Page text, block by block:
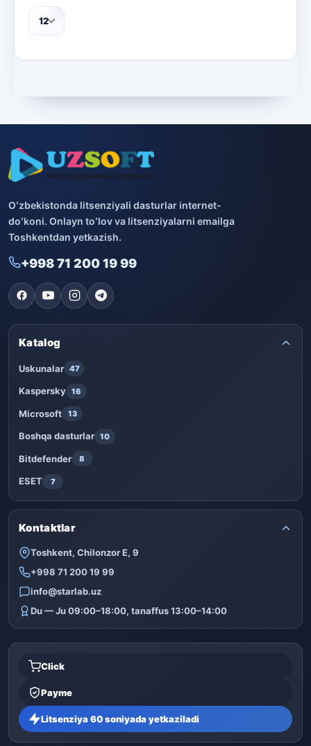
12
Oʻzbekistonda litsenziyali dasturlar internet-
doʻkoni. Onlayn toʻlov va litsenziyalarni emailga
Toshkentdan yetkazish.
+998 71 200 19 99
Katalog
Uskunalar 47
Kaspersky 16
Microsoft 13
Boshqa dasturlar 10
Bitdefender 8
ESET 7
Kontaktlar
Toshkent, Chilonzor E, 9
+998 71 200 19 99
info@starlab.uz
Du — Ju 09:00–18:00, tanaffus 13:00–14:00
Click
Payme
Litsenziya 60 soniyada yetkaziladi